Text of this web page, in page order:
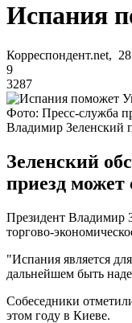
Испания
Корреспондент.net,
9
3287
Фото: Пресс-служба
Владимир Зеленский
Зеленский
приезд может
Президент Владимир
торгово-
"Испания является
дальнейшем быть
Собеседники
этом году в Киеве.